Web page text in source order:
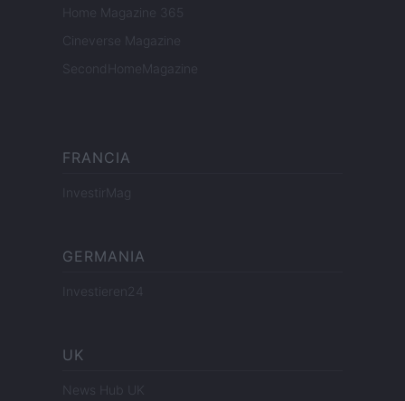
Home Magazine 365
Cineverse Magazine
SecondHomeMagazine
FRANCIA
InvestirMag
GERMANIA
Investieren24
UK
News Hub UK